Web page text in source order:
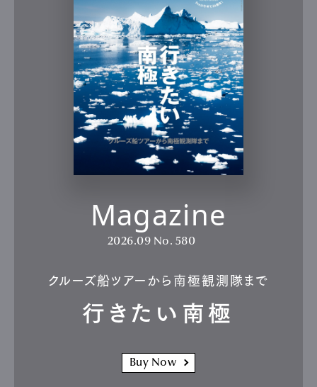
Magazine
2026.09 No. 580
クルーズ船ツアーから南極観測隊まで
行きたい南極
Buy Now